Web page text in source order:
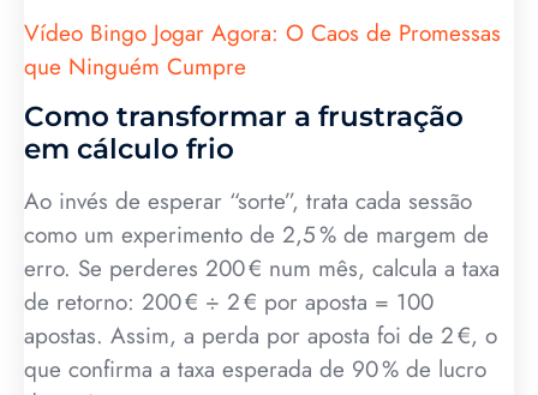
Vídeo Bingo Jogar Agora: O Caos de Promessas
que Ninguém Cumpre
Como transformar a frustração
em cálculo frio
Ao invés de esperar “sorte”, trata cada sessão
como um experimento de 2,5 % de margem de
erro. Se perderes 200 € num mês, calcula a taxa
de retorno: 200 € ÷ 2 € por aposta = 100
apostas. Assim, a perda por aposta foi de 2 €, o
que confirma a taxa esperada de 90 % de lucro